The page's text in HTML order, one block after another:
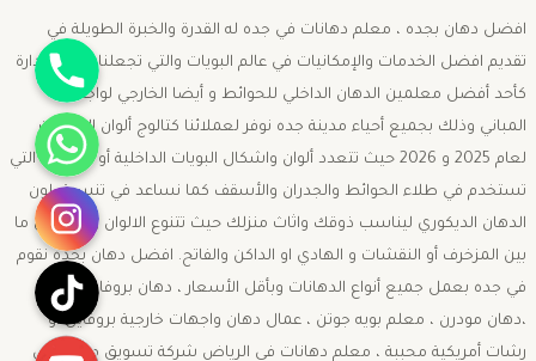
افضل دهان بجده ، معلم دهانات في جده له القدرة والخبرة الطويلة في
تقديم افضل الخدمات والإمكانيات في عالم البويات والتي تجعلنا في الصدارة
كأحد أفضل معلمين الدهان الداخلي للحوائط و أيضا الخارجي لواجهات
المباني وذلك بجميع أحياء مدينة جده نوفر لعملائنا كتالوج ألوان الدهانات
لعام 2025 و 2026 حيث تتعدد ألوان واشكال البويات الداخلية أو الخارجية التي
تستخدم في طلاء الحوائط والجدران والأسقف كما نساعد في تنسيق لون
الدهان الديكوري ليناسب ذوقك واثاث منزلك حيث تتنوع الالوان والأشكال ما
بين المزخرف أو النقشات و الهادي او الداكن والفاتح. افضل دهان بجده نقوم
في جده بعمل جميع أنواع الدهانات وبأقل الأسعار ، دهان بروفايل خارجي
،دهان مودرن ، معلم بويه جوتن ، عمال دهان واجهات خارجية بروفايل أو
رشات أمريكية محببة ، معلم دهانات في الرياض شركة تسويق مواقع في
جوال
واتساب
انستقرام
تيك توك
يوتيوب